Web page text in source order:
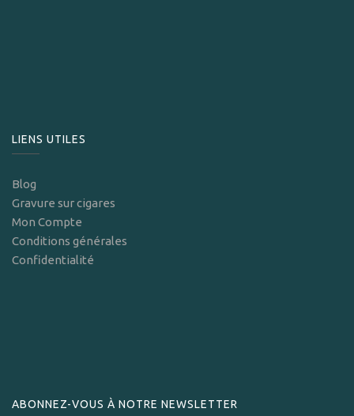
LIENS UTILES
Blog
Gravure sur cigares
Mon Compte
Conditions générales
Confidentialité
ABONNEZ-VOUS À NOTRE NEWSLETTER